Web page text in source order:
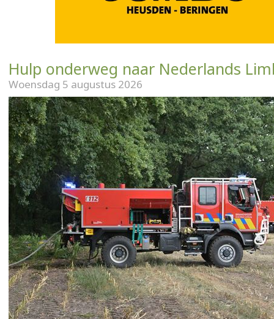
Hulp onderweg naar Nederlands
Woensdag 5 augustus 2026